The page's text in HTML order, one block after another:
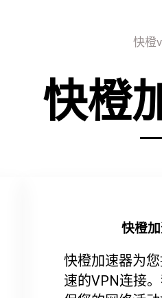
快橙
快橙
快橙
快橙加速器为
速的VPN连接